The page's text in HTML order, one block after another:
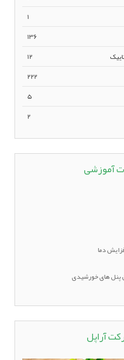
1
136
12
222
5
2
آموزشی
دما
های خورشیدی
آراپل